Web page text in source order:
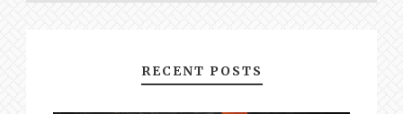
RECENT POSTS